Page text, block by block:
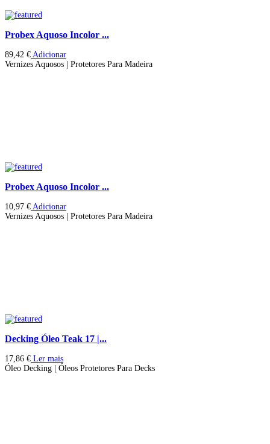
Probex Aquoso Incolor ...
89,42 € Adicionar
Vernizes Aquosos | Protetores Para Madeira
Probex Aquoso Incolor ...
10,97 € Adicionar
Vernizes Aquosos | Protetores Para Madeira
Decking Óleo Teak 17 |...
17,86 € Ler mais
Óleo Decking | Óleos Protetores Para Decks